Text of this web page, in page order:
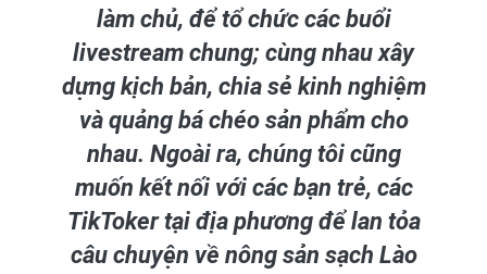
làm chủ, để tổ chức các buổi
livestream chung; cùng nhau xây
dựng kịch bản, chia sẻ kinh nghiệm
và quảng bá chéo sản phẩm cho
nhau. Ngoài ra, chúng tôi cũng
muốn kết nối với các bạn trẻ, các
TikToker tại địa phương để lan tỏa
câu chuyện về nông sản sạch Lào